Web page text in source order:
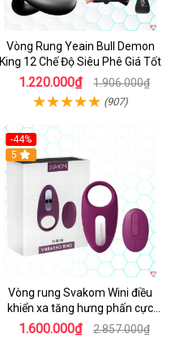
Vòng Rung Yeain Bull Demon
King 12 Chế Độ Siêu Phê Giá Tốt
1.220.000₫ 1.906.000₫
(907)
-44%
5
Vòng rung Svakom Wini điều
khiển xa tăng hưng phấn cực
đỉnh
1.600.000₫ 2.857.000₫